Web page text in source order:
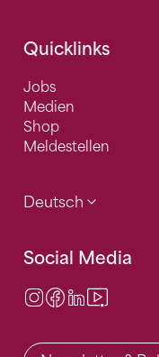
Quicklinks
Jobs
Medien
Shop
Meldestellen
Deutsch
Social Media
Instagram
Facebook
LinkedIn